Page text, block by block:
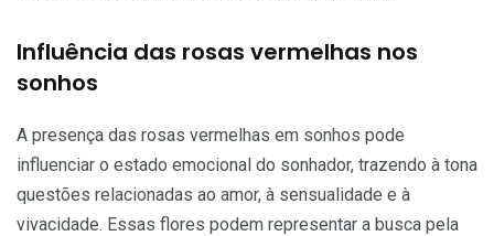
Influência das rosas vermelhas nos
sonhos
A presença das rosas vermelhas em sonhos pode
influenciar o estado emocional do sonhador, trazendo à tona
questões relacionadas ao amor, à sensualidade e à
vivacidade. Essas flores podem representar a busca pela